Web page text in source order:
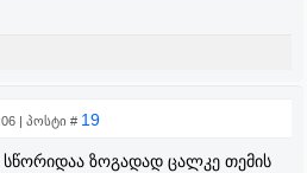
| პოსტი # 19
ზოგადად ცალკე თემის